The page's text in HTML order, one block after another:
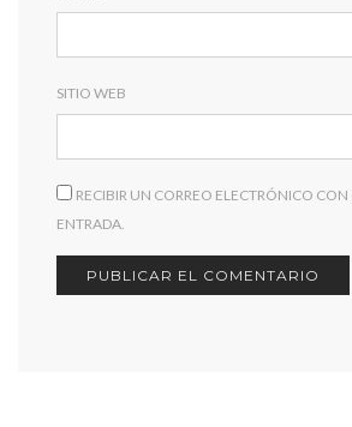
SITIO WEB
RECIBIR UN CORREO ELECTRÓNICO
ENTRADA.